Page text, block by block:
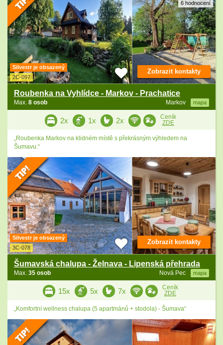
6 hodnocení
Silvestr je obsazený
2C-097
Roubenka na Vyhlídce - Markov - Prachatice
Markov mapa
Max. 8 osob
Zobrazit kontakty
2x 1x 2x
Ceník
ZDE
„Roubenka Markov na klidném místě s překrásným výhledem na
Šumavu.“
Silvestr je obsazený
3C-078
Šumavská chalupa - Želnava - Lipenská přehrada
Nová Pec mapa
Max. 35 osob
Zobrazit kontakty
15x 5x 7x
Ceník
ZDE
„Komfortní wellness chalupa (5 apartmánů + stodola) - Šumava“